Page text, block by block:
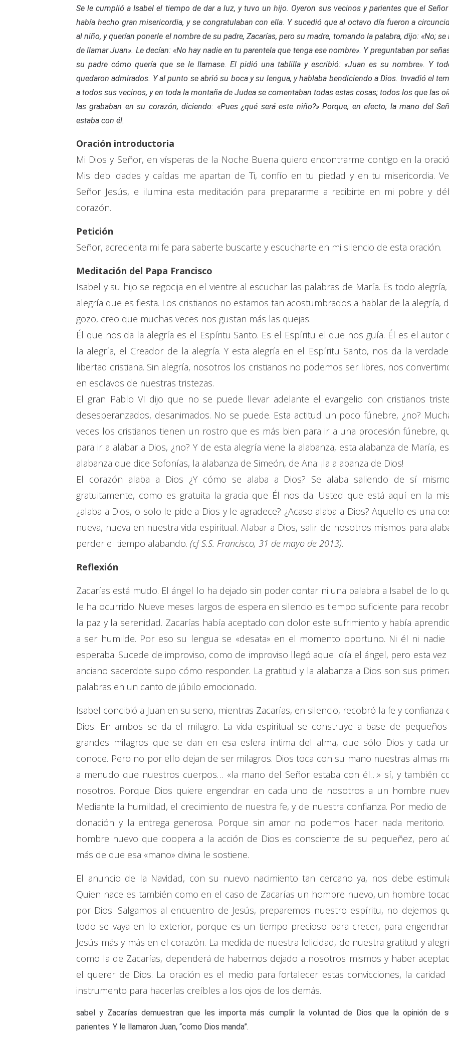
Se le cumplió a Isabel el tiempo de dar a luz, y tuvo un hijo. Oyeron sus vecinos y parientes que el
había hecho gran misericordia, y se congratulaban con ella. Y sucedió que al octavo día fueron a
al niño, y querían ponerle el nombre de su padre, Zacarías, pero su madre, tomando la palabra, dijo: «No; se
de llamar Juan». Le decían: «No hay nadie en tu parentela que tenga ese nombre». Y preguntaban por
su padre cómo quería que se le llamase. El pidió una tablilla y escribió: «Juan es su nombre». Y
quedaron admirados. Y al punto se abrió su boca y su lengua, y hablaba bendiciendo a Dios. Invadió el
a todos sus vecinos, y en toda la montaña de Judea se comentaban todas estas cosas; todos los que las
las grababan en su corazón, diciendo: «Pues ¿qué será este niño?» Porque, en efecto, la mano del
estaba con él.
Oración introductoria
Mi Dios y Señor, en vísperas de la Noche Buena quiero encontrarme contigo en la
Mis debilidades y caídas me apartan de Ti, confío en tu piedad y en tu misericordia.
Señor Jesús, e ilumina esta meditación para prepararme a recibirte en mi pobre y
corazón.
Petición
Señor, acrecienta mi fe para saberte buscarte y escucharte en mi silencio de esta oración.
Meditación del Papa Francisco
Isabel y su hijo se regocija en el vientre al escuchar las palabras de María. Es todo alegría,
alegría que es fiesta. Los cristianos no estamos tan acostumbrados a hablar de la alegría,
gozo, creo que muchas veces nos gustan más las quejas.
Él que nos da la alegría es el Espíritu Santo. Es el Espíritu el que nos guía. Él es el autor
la alegría, el Creador de la alegría. Y esta alegría en el Espíritu Santo, nos da la
libertad cristiana. Sin alegría, nosotros los cristianos no podemos ser libres, nos
en esclavos de nuestras tristezas.
El gran Pablo VI dijo que no se puede llevar adelante el evangelio con cristianos
desesperanzados, desanimados. No se puede. Esta actitud un poco fúnebre, ¿no?
veces los cristianos tienen un rostro que es más bien para ir a una procesión fúnebre,
para ir a alabar a Dios, ¿no? Y de esta alegría viene la alabanza, esta alabanza de María,
alabanza que dice Sofonías, la alabanza de Simeón, de Ana: ¡la alabanza de Dios!
El corazón alaba a Dios ¿Y cómo se alaba a Dios? Se alaba saliendo de sí
gratuitamente, como es gratuita la gracia que Él nos da. Usted que está aquí en la
¿alaba a Dios, o solo le pide a Dios y le agradece? ¿Acaso alaba a Dios? Aquello es una
nueva, nueva en nuestra vida espiritual. Alabar a Dios, salir de nosotros mismos para
perder el tiempo alabando. (cf S.S. Francisco, 31 de mayo de 2013).
Reflexión
Zacarías está mudo. El ángel lo ha dejado sin poder contar ni una palabra a Isabel de lo
le ha ocurrido. Nueve meses largos de espera en silencio es tiempo suficiente para
la paz y la serenidad. Zacarías había aceptado con dolor este sufrimiento y había
a ser humilde. Por eso su lengua se «desata» en el momento oportuno. Ni él ni nadie
esperaba. Sucede de improviso, como de improviso llegó aquel día el ángel, pero esta vez
anciano sacerdote supo cómo responder. La gratitud y la alabanza a Dios son sus
palabras en un canto de júbilo emocionado.
Isabel concibió a Juan en su seno, mientras Zacarías, en silencio, recobró la fe y confianza
Dios. En ambos se da el milagro. La vida espiritual se construye a base de
grandes milagros que se dan en esa esfera íntima del alma, que sólo Dios y cada
conoce. Pero no por ello dejan de ser milagros. Dios toca con su mano nuestras almas
a menudo que nuestros cuerpos… «la mano del Señor estaba con él…» sí, y también
nosotros. Porque Dios quiere engendrar en cada uno de nosotros a un hombre
Mediante la humildad, el crecimiento de nuestra fe, y de nuestra confianza. Por medio de
donación y la entrega generosa. Porque sin amor no podemos hacer nada meritorio.
hombre nuevo que coopera a la acción de Dios es consciente de su pequeñez, pero
más de que esa «mano» divina le sostiene.
El anuncio de la Navidad, con su nuevo nacimiento tan cercano ya, nos debe
Quien nace es también como en el caso de Zacarías un hombre nuevo, un hombre
por Dios. Salgamos al encuentro de Jesús, preparemos nuestro espíritu, no dejemos
todo se vaya en lo exterior, porque es un tiempo precioso para crecer, para
Jesús más y más en el corazón. La medida de nuestra felicidad, de nuestra gratitud y
como la de Zacarías, dependerá de habernos dejado a nosotros mismos y haber
el querer de Dios. La oración es el medio para fortalecer estas convicciones, la caridad
instrumento para hacerlas creíbles a los ojos de los demás.
sabel y Zacarías demuestran que les importa más cumplir la voluntad de Dios que la opinión de
parientes. Y le llamaron Juan, “como Dios manda”.